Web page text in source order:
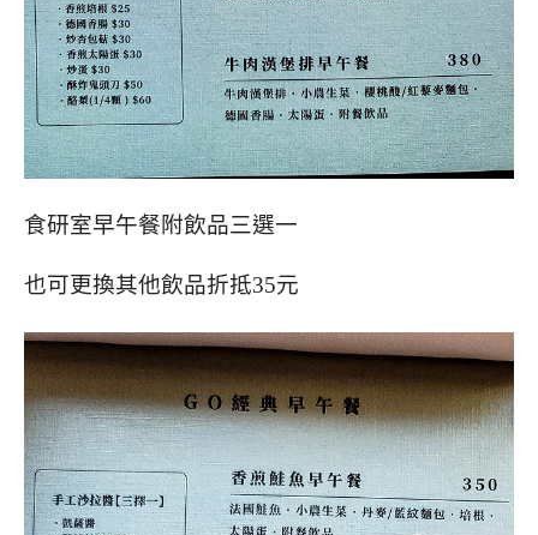
食研室早午餐附飲品三選一
也可更換其他飲品折抵35元